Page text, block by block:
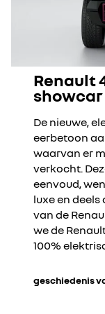
Renault
showcar
De nieuwe,
eerbetoon
waarvan er
verkocht.
eenvoud,
luxe en
van de
we de
100%
geschiedenis